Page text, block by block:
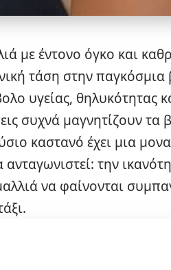
με έντονο όγκο και
τάση στην παγκόσμια
υγείας, θηλυκότητας
συχνά μαγνητίζουν τα
καστανό έχει μια
την
να φαίνονται